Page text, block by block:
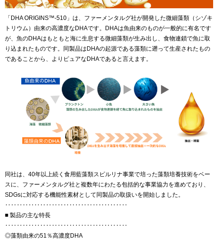
「DHA ORIGINS™-510」は、ファーメンタルグ社が開発した微細藻類（シゾキ
トリウム）由来の高濃度なDHAです。DHAは魚由来のものが一般的に有名です
が、魚のDHAはもともと海に生息する微細藻類が生み出し、食物連鎖で魚に取
り込まれたものです。同製品はDHAの起源である藻類に遡って生産されたもの
であることから、よりピュアなDHAであると言えます。
同社は、40年以上続く食用藍藻類スピルリナ事業で培った藻類培養技術をベー
スに、ファーメンタルグ社と複数年にわたる包括的な事業協力を進めており、
SDGsに対応する機能性素材として同製品の取扱いを開始しました。
‥‥‥‥‥‥‥‥‥‥‥‥‥‥‥‥‥‥‥‥‥
■ 製品の主な特長
‥‥‥‥‥‥‥‥‥‥‥‥‥‥‥‥‥‥‥‥‥
◎藻類由来の51％高濃度DHA